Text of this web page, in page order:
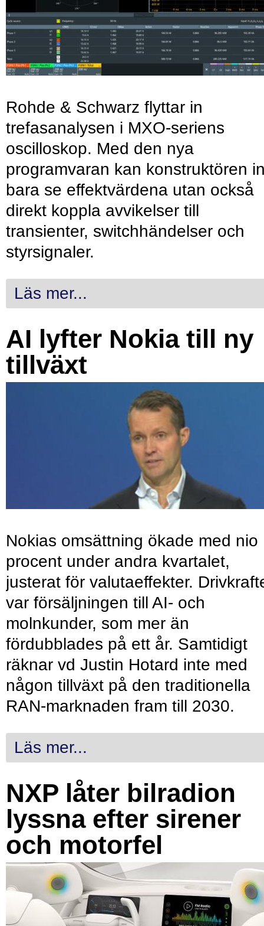
Rohde & Schwarz flyttar in
trefasanalysen i MXO-seriens
oscilloskop. Med den nya
programvaran kan konstruktören
bara se effektvärdena utan också
direkt koppla avvikelser till
transienter, switchhändelser och
styrsignaler.
Läs mer...
AI lyfter Nokia till ny
tillväxt
Nokias omsättning ökade med nio
procent under andra kvartalet,
justerat för valutaeffekter.
var försäljningen till AI- och
molnkunder, som mer än
fördubblades på ett år. Samtidigt
räknar vd Justin Hotard inte med
någon tillväxt på den traditionella
RAN-marknaden fram till 2030.
Läs mer...
NXP låter bilradion
lyssna efter sirener
och motorfel